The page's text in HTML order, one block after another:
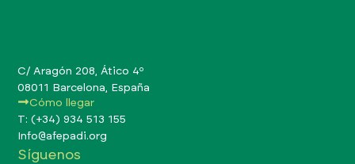
Síguenos
C/ Aragón 208, Ático 4º
08011 Barcelona, España
Cómo llegar
T: (+34) 934 513 155
Info@afepadi.org